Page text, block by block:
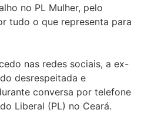
no PL Mulher, pelo
tudo o que representa para
nas redes sociais, a ex-
desrespeitada e
conversa por telefone
Liberal (PL) no Ceará.